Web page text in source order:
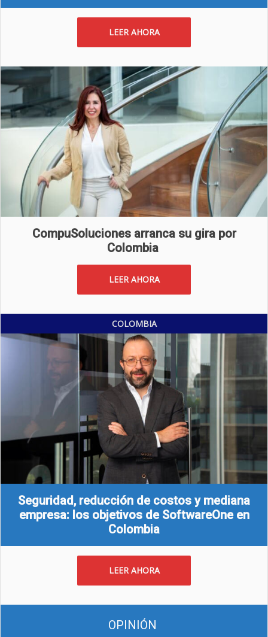
LEER AHORA
CompuSoluciones arranca su gira por
Colombia
LEER AHORA
COLOMBIA
Seguridad, reducción de costos y mediana
empresa: los objetivos de SoftwareOne en
Colombia
LEER AHORA
OPINIÓN